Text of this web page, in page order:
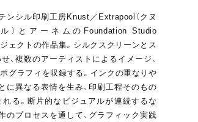
ンシル印刷工房Knust／Extrapool（クヌ
とアーネムのFoundation Studio
ェクトの作品集。シルクスクリーンとス
、複数のアーティストによるイメージ、
ポグラフィを収録する。インクの重なりや
に異なる表情を生み、印刷工程そのもの
る。断片的なビジュアルが連続するな
のプロセスを通して、グラフィック実践